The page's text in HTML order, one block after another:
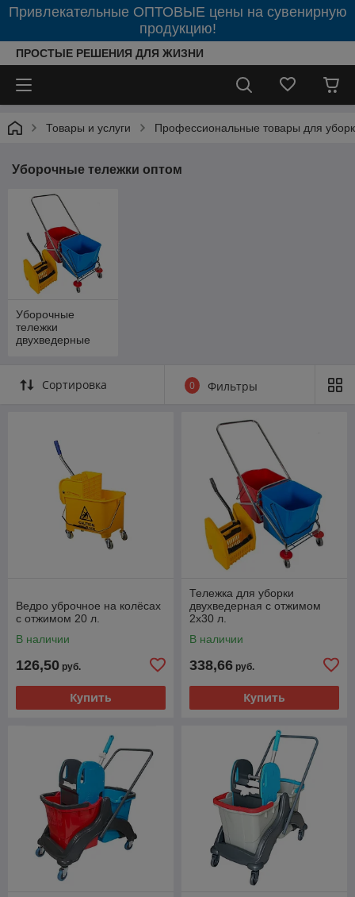
Привлекательные ОПТОВЫЕ цены на сувенирную
продукцию!
ПРОСТЫЕ РЕШЕНИЯ ДЛЯ ЖИЗНИ
Товары и услуги Профессиональные товары для
Уборочные тележки оптом
Уборочные
тележки
двухведерные
Сортировка 0 Фильтры
Ведро уброчное на колёсах
с отжимом 20 л.
В наличии
126,50 руб.
Купить
Тележка для уборки
двухведерная с отжимом
2х30 л.
В наличии
338,66 руб.
Купить